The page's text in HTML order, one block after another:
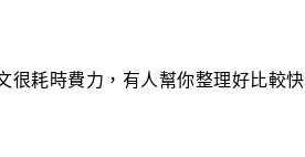
很耗時費力，有人幫你整理好比較快